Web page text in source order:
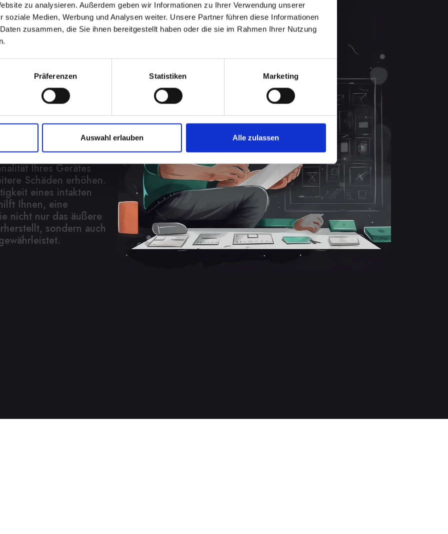
zu analysieren. Außerdem geben wir Informationen zu Ihrer Verwendung unserer
soziale Medien, Werbung und Analysen weiter. Unsere Partner führen diese Informationen
zusammen, die Sie ihnen bereitgestellt haben oder die sie im Rahmen Ihrer Nutzung
Präferenzen Statistiken Marketing
Auswahl erlauben Alle zulassen
13-
lassen
13-PRO kann
sein. Es schützt
und Staub. Eine
Ihres Gerätes
Schäden erhöhen.
eines intakten
Ihnen, eine
nicht nur das äußere
sondern auch